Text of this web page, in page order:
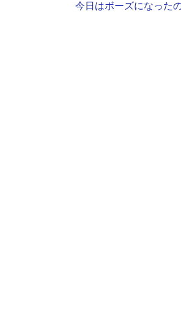
今日はボーズになった